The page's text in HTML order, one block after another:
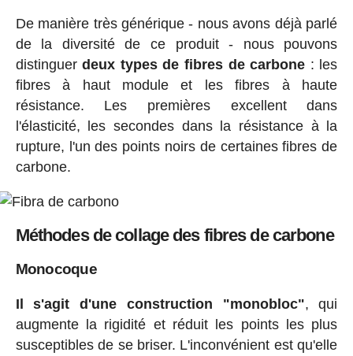
De manière très générique - nous avons déjà parlé
de la diversité de ce produit - nous pouvons
distinguerdeux types de fibres de carbone : les
fibres à haut module et les fibres à haute
résistance. Les premières excellent dans
l'élasticité, les secondes dans la résistance à la
rupture, l'un des points noirs de certaines fibres de
carbone.
Méthodes de collage des fibres de carbone
Monocoque
Il s'agit d'une construction "monobloc", qui
augmente la rigidité et réduit les points les plus
susceptibles de se briser. L'inconvénient est qu'elle